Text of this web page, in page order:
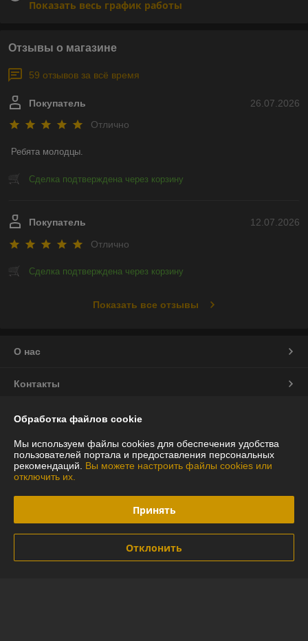
Показать весь график работы
Отзывы о магазине
59 отзывов за всё время
26.07.2026
Покупатель
Отлично
Ребята молодцы.
Сделка подтверждена через корзину
12.07.2026
Покупатель
Отлично
Сделка подтверждена через корзину
Показать все отзывы
О нас
Контакты
Доставка и оплата
График работы
Полная версия сайта
Политика обработки cookies
Сайт создан на платформе Deal.by
Обработка файлов cookie
Мы используем файлы cookies для обеспечения удобства
пользователей портала и предоставления персональных
рекомендаций. Вы можете настроить файлы cookies или
отключить их.
Принять
Отклонить